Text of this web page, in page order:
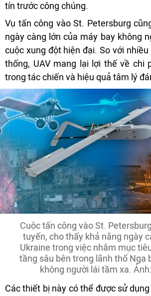
tín trước công chúng.
Vụ tấn công vào St. Petersburg
ngày càng lớn của máy bay không
cuộc xung đột hiện đại. So với
thống, UAV mang lại lợi thế về chi
trong tác chiến và hiệu quả tâm lý
Cuộc tấn công vào St.
tuyến, cho thấy khả năng ngày
Ukraine trong việc nhắm mục
tầng sâu bên trong lãnh thổ Nga
không người lái tầm xa.
Các thiết bị này có thể được sử